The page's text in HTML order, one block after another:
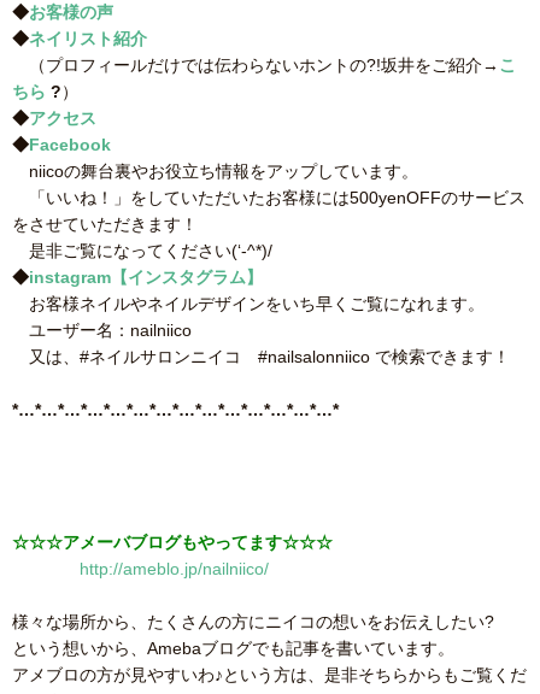
◆お客様の声
◆ネイリスト紹介
（プロフィールだけでは伝わらないホントの?!坂井をご紹介→ こ
ちら ?）
◆アクセス
◆Facebook
niicoの舞台裏やお役立ち情報をアップしています。
「いいね！」をしていただいたお客様には500yenOFFのサービス
をさせていただきます！
是非ご覧になってください(‘-^*)/
◆instagram【インスタグラム】
お客様ネイルやネイルデザインをいち早くご覧になれます。
ユーザー名：nailniico
又は、#ネイルサロンニイコ #nailsalonniico で検索できます！
*…*…*…*…*…*…*…*…*…*…*…*…*…*…*
☆☆☆アメーバブログもやってます☆☆☆
http://ameblo.jp/nailniico/
様々な場所から、たくさんの方にニイコの想いをお伝えしたい?
という想いから、Amebaブログでも記事を書いています。
アメブロの方が見やすいわ♪という方は、是非そちらからもご覧くだ